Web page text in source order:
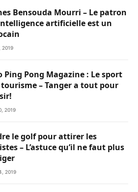
Bensouda Mourri – Le patron
artificielle est un
2019
Ping Pong Magazine : Le sport
– Tanger a tout pour
2019
le golf pour attirer les
– L’astuce qu’il ne faut plus
2019